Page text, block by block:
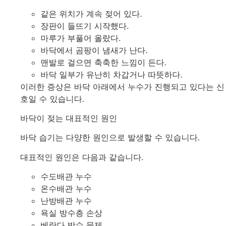
같은 위치가 계속 젖어 있다.
장판이 들뜨기 시작했다.
마루가 부풀어 올랐다.
바닥에서 곰팡이 냄새가 난다.
맨발로 걸으면 축축한 느낌이 든다.
바닥 일부가 유난히 차갑거나 따뜻하다.
이러한 증상은 바닥 아래에서 누수가 진행되고 있다는 신
호일 수 있습니다.
바닥이 젖는 대표적인 원인
바닥 습기는 다양한 원인으로 발생할 수 있습니다.
대표적인 원인은 다음과 같습니다.
수도배관 누수
온수배관 누수
난방배관 누수
욕실 방수층 손상